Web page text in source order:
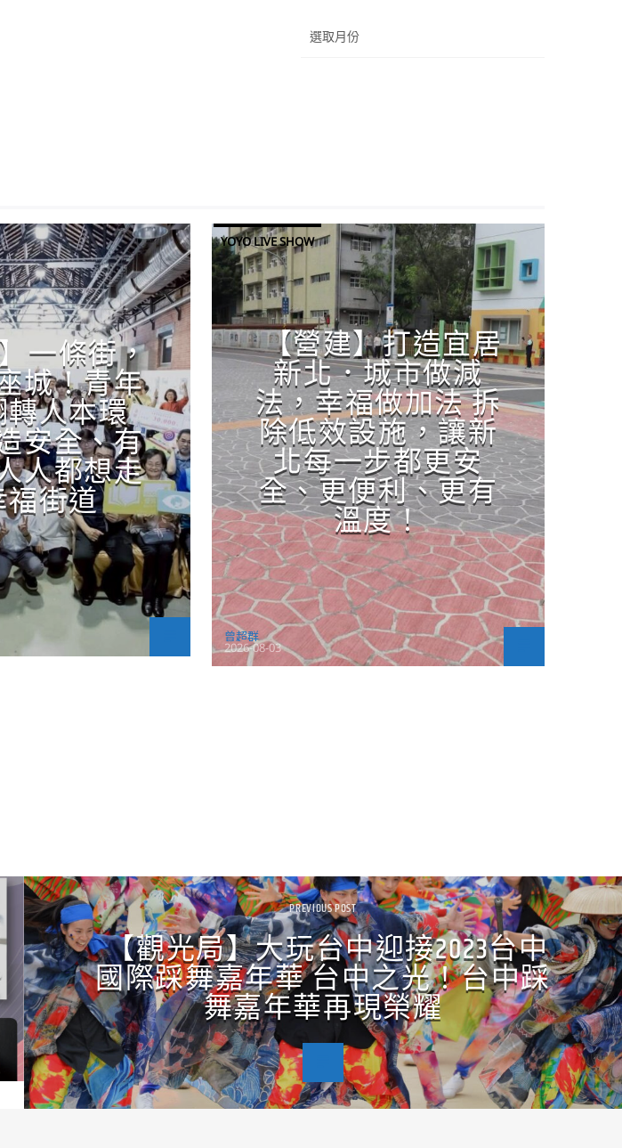
整
】一條街，
城！青年
人本環
安全、有
人都想走
街道
YOYO LIVE SHOW
【營建】打造宜居
新北．城市做減
法，幸福做加法 拆
除低效設施，讓新
北每一步都更安
全、更便利、更有
溫度！
曾超群
2026-08-03
PREVIOUS POST
【觀光局】大玩台中迎接2023台中
國際踩舞嘉年華 台中之光！台中踩
舞嘉年華再現榮耀